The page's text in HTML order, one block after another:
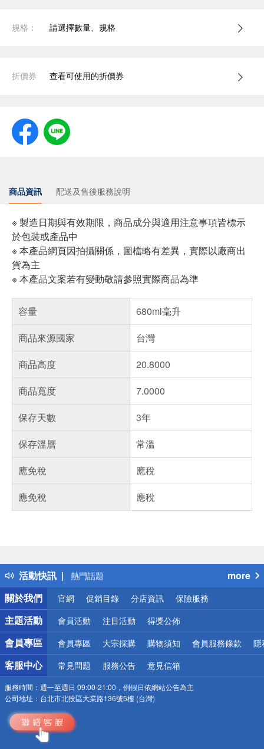
規格： 請選擇數量、規格
折價券 查看可使用的折價券
商品資訊 配送及售後服務說明
※ 製造日期與有效期限，商品成分與適用注意事項皆標示
於包裝或產品中
※ 本產品網頁因拍攝關係，圖檔略有差異，實際以廠商出
貨為主
※ 本產品文案若有變動敬請參照實際商品為準
容量
680ml毫升
商品來源國家
台灣
商品高度
20.8000
商品寬度
7.0000
保存天數
3年
保存溫層
常溫
應免稅
應稅
應免稅
應稅
活動快訊
得獎公告
熱門話題
銀行優惠
偏遠地區配送
詐騙網頁！請小心！
more
關於我們
官網 促銷目錄 分店資訊 保險服務
主題活動 會員活動 注目活動 得獎公佈
會員專區 會員專區 大宗採購 購物須知 會員服務條款 隱
客服中心 常見問題 服務公告 意見信箱
服務時間： 週一至週日 09:00-21:00，例假日依網站公告為主
公司地址： 台北市北投區大業路136號5樓 (台灣)